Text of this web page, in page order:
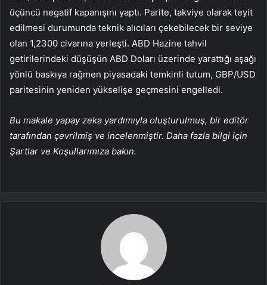
üçüncü negatif kapanışını yaptı. Parite, takviye olarak teyit
edilmesi durumunda teknik alıcıları çekebilecek bir seviye
olan 1,2300 civarına yerleşti. ABD Hazine tahvil
getirilerindeki düşüşün ABD Doları üzerinde yarattığı aşağı
yönlü baskıya rağmen piyasadaki temkinli tutum, GBP/USD
paritesinin yeniden yükselişe geçmesini engelledi.
Bu makale yapay zeka yardımıyla oluşturulmuş, bir editör
tarafından çevrilmiş ve incelenmiştir. Daha fazla bilgi için
Şartlar ve Koşullarımıza bakın.